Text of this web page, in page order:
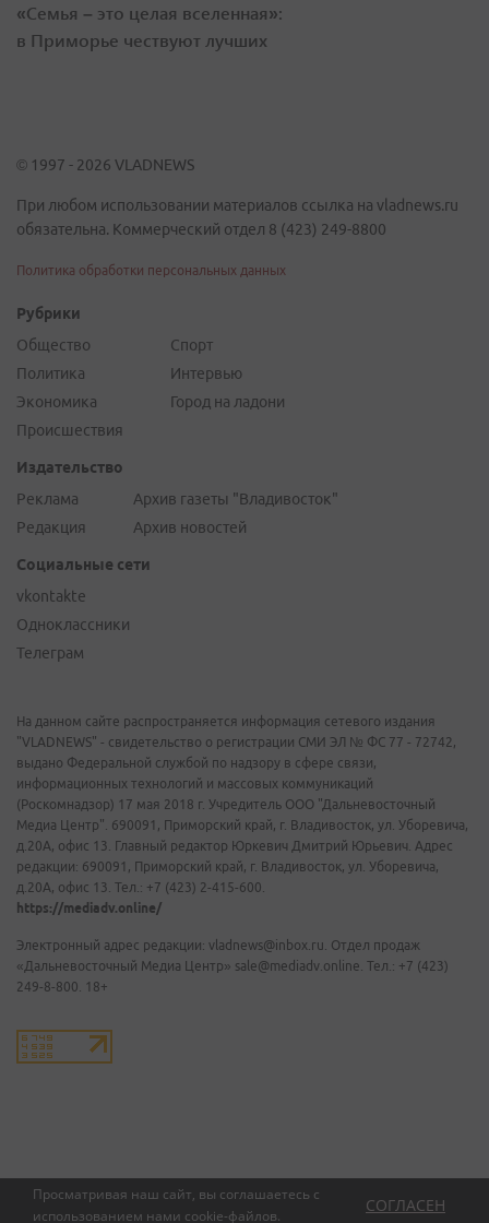
Просматривая наш сайт, вы соглашаетесь с
использованием нами cookie-файлов.
СОГЛАСЕН
«Семья – это целая вселенная»:
в Приморье чествуют лучших
© 1997 - 2026 VLADNEWS
При любом использовании материалов ссылка на vladnews.ru
обязательна. Коммерческий отдел 8 (423) 249-8800
Политика обработки персональных данных
Рубрики
Общество
Политика
Экономика
Происшествия
Спорт
Интервью
Город на ладони
Издательство
Реклама
Редакция
Архив газеты "Владивосток"
Архив новостей
Социальные сети
vkontakte
Одноклассники
Телеграм
На данном сайте распространяется информация сетевого издания
"VLADNEWS" - свидетельство о регистрации СМИ ЭЛ № ФС 77 - 72742,
выдано Федеральной службой по надзору в сфере связи,
информационных технологий и массовых коммуникаций
(Роскомнадзор) 17 мая 2018 г. Учредитель ООО "Дальневосточный
Медиа Центр". 690091, Приморский край, г. Владивосток, ул. Уборевича,
д.20А, офис 13. Главный редактор Юркевич Дмитрий Юрьевич. Адрес
редакции: 690091, Приморский край, г. Владивосток, ул. Уборевича,
д.20А, офис 13. Тел.: +7 (423) 2-415-600.
https://mediadv.online/
Электронный адрес редакции: vladnews@inbox.ru. Отдел продаж
«Дальневосточный Медиа Центр» sale@mediadv.online. Тел.: +7 (423)
249-8-800. 18+